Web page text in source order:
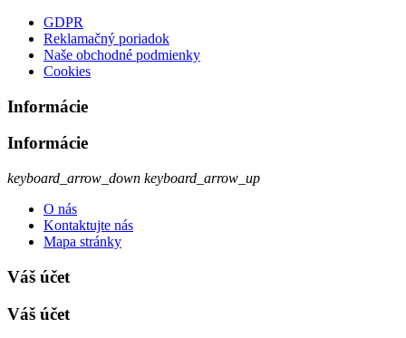
GDPR
Reklamačný poriadok
Naše obchodné podmienky
Cookies
Informácie
Informácie
keyboard_arrow_down keyboard_arrow_up
O nás
Kontaktujte nás
Mapa stránky
Váš účet
Váš účet